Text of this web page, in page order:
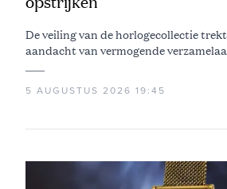
De veiling van de horlogecollectie
aandacht van vermogende
5 AUGUSTUS 2026 19:45